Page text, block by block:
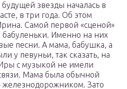
звезды началась в
в три года. Об этом
Самой первой «сценой»
Именно на них
песни. А мама, бабушка, а
у певуньи, так сказать, на
с музыкой не имели
Мама была обычной
железнодорожником. Зато